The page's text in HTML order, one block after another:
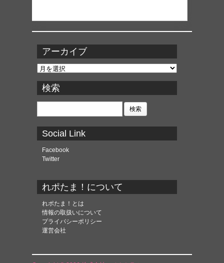
アーカイブ
ア
カ
イ
ブ
検索
検
Social Link
Facebook
Twitter
れポたま！について
れポたま！とは
情報の取扱いについて
プライバシーポリシー
運営会社